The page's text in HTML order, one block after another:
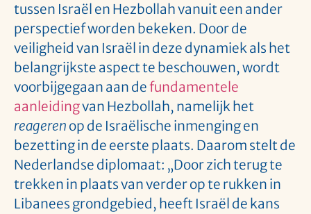
tussen Israël en Hezbollah vanuit een ander
perspectief worden bekeken. Door de
veiligheid van Israël in deze dynamiek als het
belangrijkste aspect te beschouwen, wordt
voorbijgegaan aan defundamentele
aanleidingvan Hezbollah, namelijk het
reageren op de Israëlische inmenging en
bezetting in de eerste plaats. Daarom stelt de
Nederlandse diplomaat: „Door zich terug te
trekken in plaats van verder op te rukken in
Libanees grondgebied, heeft Israël de kans